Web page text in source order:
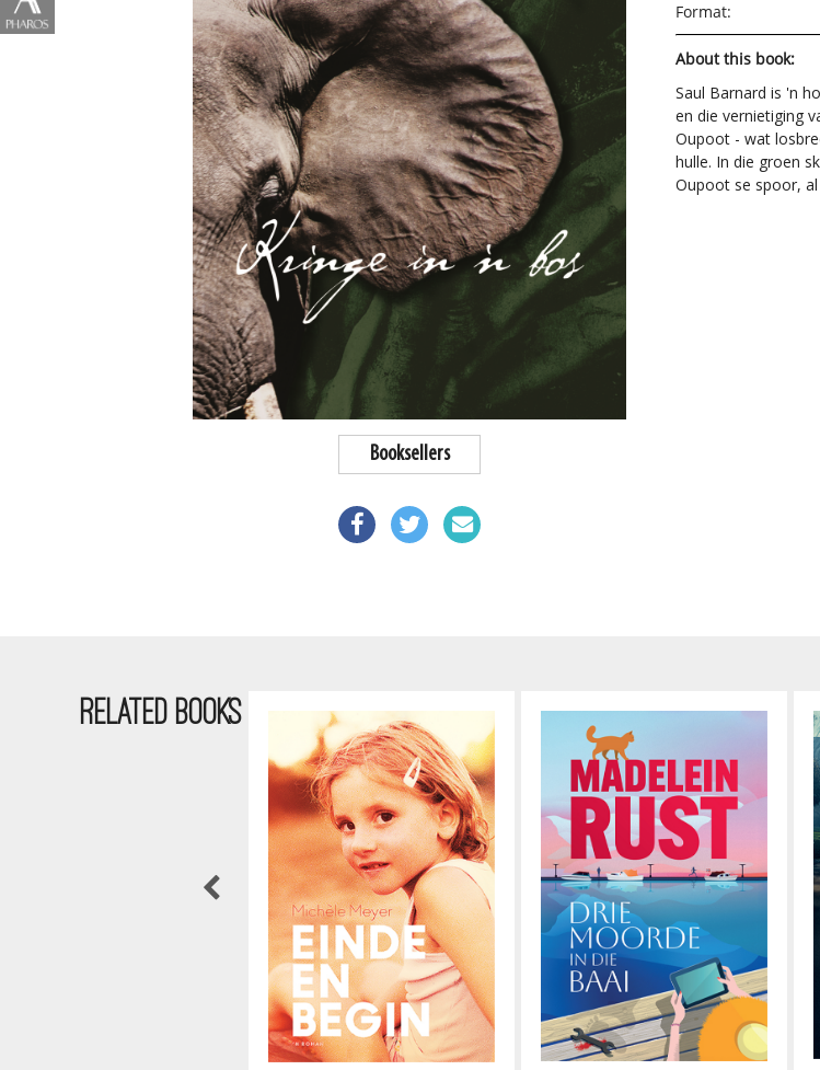
Booksellers
Format:
About this book:
Saul Barnard is 'n
en die vernietiging
Oupoot - wat
hulle. In die groen
Oupoot se spoor,
RELATED BOOKS